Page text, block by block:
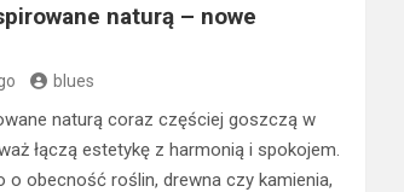
naturą – nowe
blues
naturą coraz częściej goszczą w
łączą estetykę z harmonią i spokojem.
o obecność roślin, drewna czy kamienia,